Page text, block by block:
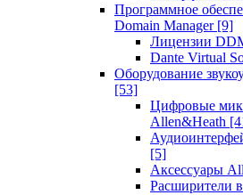
Программное
Domain Manager [9]
Лицензии
Dante Virtual
Оборудование
[53]
Цифровые
Allen&Heath
[5]
Аксессуары
Расширители